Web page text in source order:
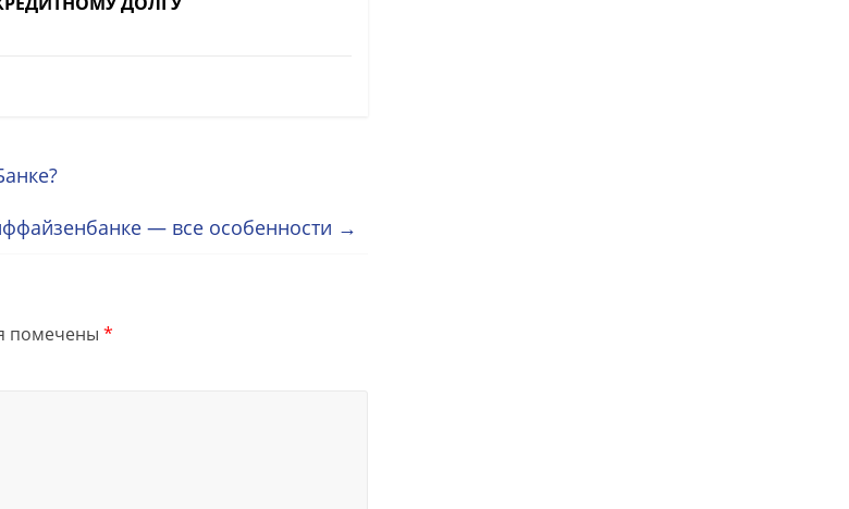
— все особенности →
помечены *